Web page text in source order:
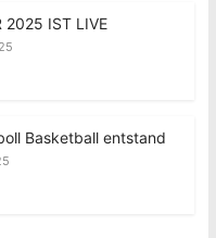
2025 IST LIVE
Basketball entstand